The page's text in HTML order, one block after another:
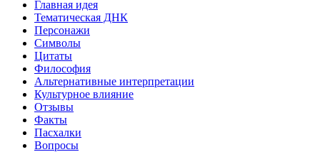
Главная идея
Тематическая ДНК
Персонажи
Символы
Цитаты
Философия
Альтернативные интерпретации
Культурное влияние
Отзывы
Факты
Пасхалки
Вопросы